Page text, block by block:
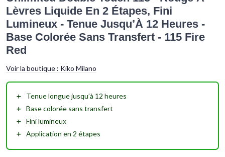
Lèvres Liquide En 2 Étapes, Fini
Lumineux - Tenue Jusqu’À 12 Heures -
Base Colorée Sans Transfert - 115 Fire
Red
Voir la boutique : Kiko Milano
＋ Tenue longuejusqu’à 12 heures
＋ Base colorée sans transfert
＋ Fini lumineux
＋ Application en 2 étapes